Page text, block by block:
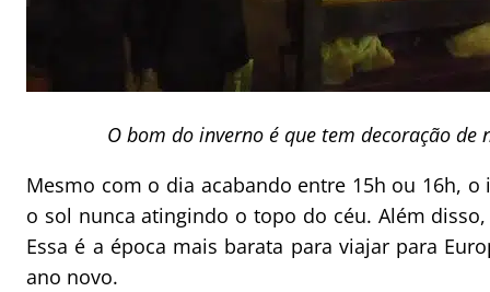
O bom do inverno é que tem decoração de
Mesmo com o dia acabando entre 15h ou 16h,
o sol nunca atingindo o topo do céu. Além
Essa é a época mais barata para viajar para
ano novo.